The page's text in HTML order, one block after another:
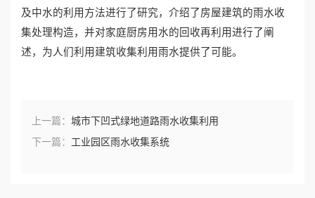
及中水的利用方法进行了研究，介绍了房屋建筑的雨水收
集处理构造，并对家庭厨房用水的回收再利用进行了阐
述，为人们利用建筑收集利用雨水提供了可能。
上一篇： 城市下凹式绿地道路雨水收集利用
下一篇： 工业园区雨水收集系统